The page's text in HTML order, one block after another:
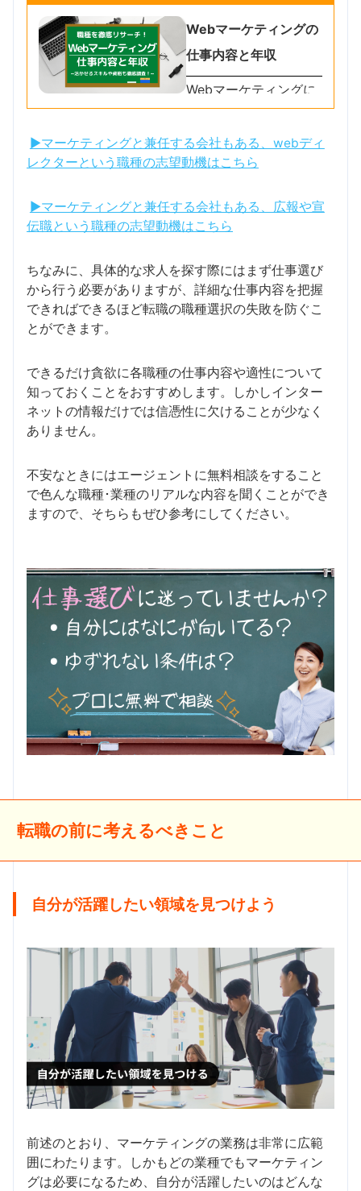
Webマーケティングの
仕事内容と年収
Webマーケティングに
興味はあるけど未経験
内容や給料はどのよう
に変わっていくのか、
どんなキャリアプラン
説します
▶マーケティングと兼任する会社もある、webディ
レクターという職種の志望動機はこちら
▶マーケティングと兼任する会社もある、広報や宣
伝職という職種の志望動機はこちら
ちなみに、具体的な求人を探す際にはまず仕事選び
から行う必要がありますが、詳細な仕事内容を把握
できればできるほど転職の職種選択の失敗を防ぐこ
とができます。
できるだけ貪欲に各職種の仕事内容や適性について
知っておくことをおすすめします。しかしインター
ネットの情報だけでは信憑性に欠けることが少なく
ありません。
不安なときにはエージェントに無料相談をすること
で色んな職種･業種のリアルな内容を聞くことができ
ますので、そちらもぜひ参考にしてください。
転職の前に考えるべきこと
自分が活躍したい領域を見つけよう
前述のとおり、マーケティングの業務は非常に広範
囲にわたります。しかもどの業種でもマーケティン
グは必要になるため、自分が活躍したいのはどんな